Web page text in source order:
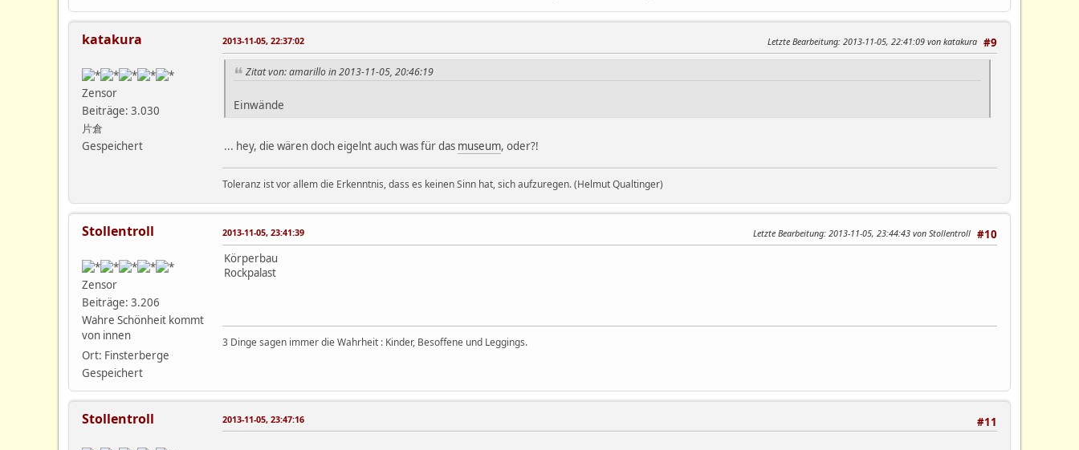
katakura
Zensor
Beiträge: 3.030
片倉
Gespeichert
#9
2013-11-05, 22:37:02 Letzte Bearbeitung: 2013-11-05, 22:41:09 von katakura
Zitat von: amarillo in 2013-11-05, 20:46:19
Einwände
... hey, die wären doch eigelnt auch was für das museum, oder?!
Toleranz ist vor allem die Erkenntnis, dass es keinen Sinn hat, sich aufzuregen. (Helmut Qualtinger)
Stollentroll
Zensor
Beiträge: 3.206
Wahre Schönheit kommt
von innen
Ort: Finsterberge
Gespeichert
#10
2013-11-05, 23:41:39 Letzte Bearbeitung: 2013-11-05, 23:44:43 von Stollentroll
Körperbau
Rockpalast
3 Dinge sagen immer die Wahrheit : Kinder, Besoffene und Leggings.
Stollentroll #11
2013-11-05, 23:47:16